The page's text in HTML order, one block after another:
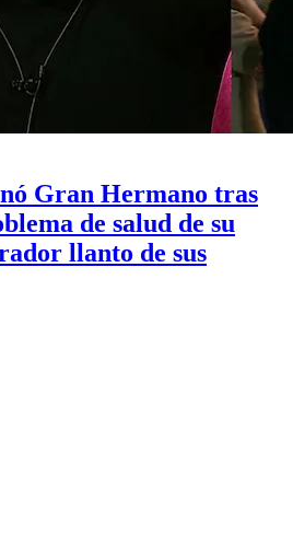
Gran Hermano tras
de salud de su
llanto de sus